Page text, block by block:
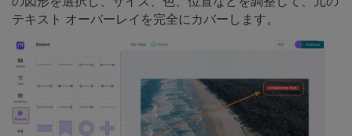
テキスト オーバーレイを完全にカバーします。